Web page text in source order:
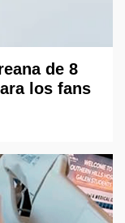
de 8
los fans